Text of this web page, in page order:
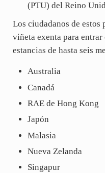
(PTU) del Reino
Los ciudadanos de estos
viñeta exenta para
estancias de hasta seis
Australia
Canadá
RAE de Hong Kong
Japón
Malasia
Nueva Zelanda
Singapur